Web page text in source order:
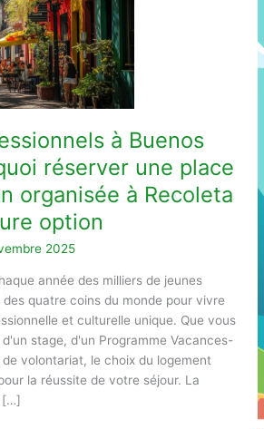
à Buenos
réserver une place
organisée à Recoleta
option
2025
année des milliers de jeunes
quatre coins du monde pour vivre
et culturelle unique. Que vous
stage, d'un Programme Vacances-
volontariat, le choix du logement
la réussite de votre séjour. La
[…]